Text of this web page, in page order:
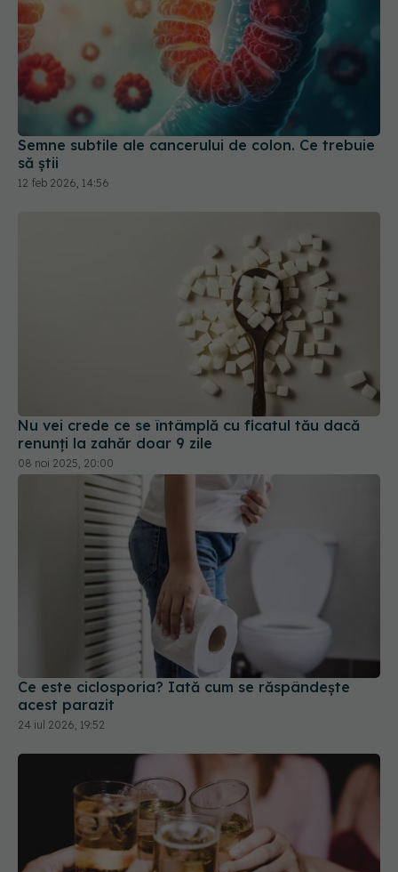
Semne subtile ale cancerului de colon. Ce trebuie
să știi
12 feb 2026, 14:56
Nu vei crede ce se întâmplă cu ficatul tău dacă
renunți la zahăr doar 9 zile
08 noi 2025, 20:00
Ce este ciclosporia? Iată cum se răspândește
acest parazit
24 iul 2026, 19:52